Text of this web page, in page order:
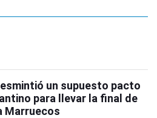
un supuesto pacto
para llevar la final de
Marruecos